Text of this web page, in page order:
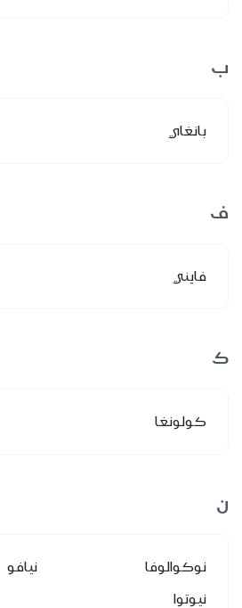
ب
بانغاي
ف
فايني
ك
كولونغا
ن
نوكوالوفا
نيافو
نيوتوا